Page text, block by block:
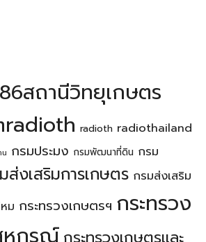
สถานีวิทยุเกษตร
radioth radiothailand
น กรมประมง กรมพัฒนาที่ดิน กรม
ส่งเสริมการเกษตร กรมส่งเสริม
ม กระทรวงเกษตรฯ กระทรวง
หกรณ์